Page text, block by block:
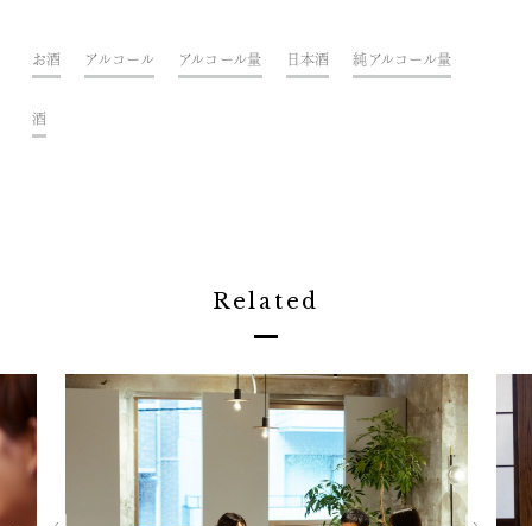
お酒 アルコール アルコール量 日本酒 純アルコール量
酒
Related